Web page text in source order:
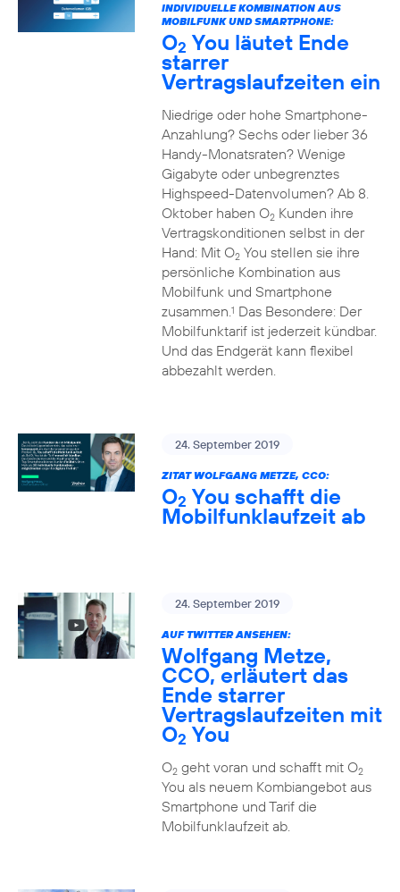
INDIVIDUELLE KOMBINATION AUS
MOBILFUNK UND SMARTPHONE:
O2 You läutet Ende
starrer
Vertragslaufzeiten ein
Niedrige oder hohe Smartphone-
Anzahlung? Sechs oder lieber 36
Handy-Monatsraten? Wenige
Gigabyte oder unbegrenztes
Highspeed-Datenvolumen? Ab 8.
Oktober haben O2Kunden ihre
Vertragskonditionen selbst in der
Hand: Mit O2You stellen sie ihre
persönliche Kombination aus
Mobilfunk und Smartphone
zusammen.1 Das Besondere: Der
Mobilfunktarif ist jederzeit kündbar.
Und das Endgerät kann flexibel
abbezahlt werden.
24. September 2019
ZITAT WOLFGANG METZE, CCO:
O2 You schafft die
Mobilfunklaufzeit ab
24. September 2019
AUF TWITTER ANSEHEN:
Wolfgang Metze,
CCO, erläutert das
Ende starrer
Vertragslaufzeiten mit
O2 You
O2geht voran und schafft mit O2
You als neuem Kombiangebot aus
Smartphone und Tarif die
Mobilfunklaufzeit ab.